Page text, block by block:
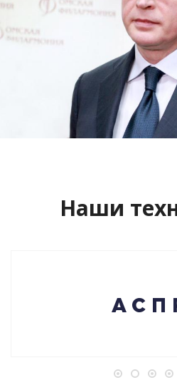
Сайт кандидата в
Буркова
Смотреть
Наши